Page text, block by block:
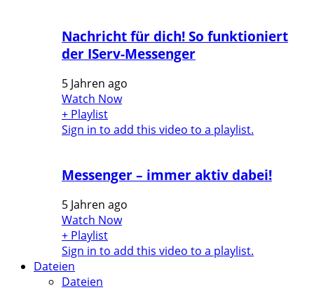
Nachricht für dich! So funktioniert
der IServ-Messenger
5 Jahren ago
Watch Now
+ Playlist
Sign in to add this video to a playlist.
Messenger – immer aktiv dabei!
5 Jahren ago
Watch Now
+ Playlist
Sign in to add this video to a playlist.
Dateien
Dateien